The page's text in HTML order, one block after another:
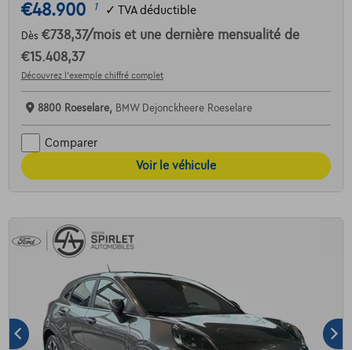
€48.900 1 ✓ TVA déductible
Dès €738,37/mois et une dernière mensualité de
€15.408,37
Découvrez l’exemple chiffré complet
8800 Roeselare, BMW Dejonckheere Roeselare
Comparer
Voir le véhicule